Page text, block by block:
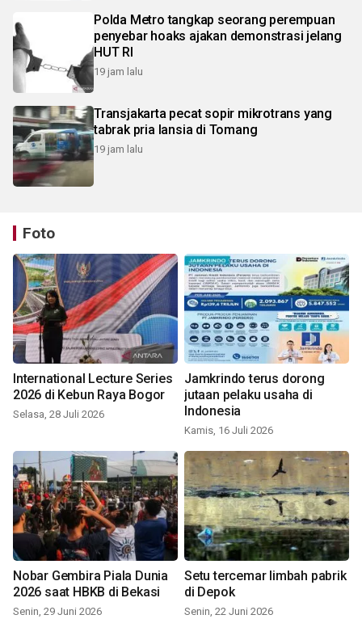
Polda Metro tangkap seorang perempuan
penyebar hoaks ajakan demonstrasi jelang
HUT RI
19 jam lalu
Transjakarta pecat sopir mikrotrans yang
tabrak pria lansia di Tomang
19 jam lalu
Foto
International Lecture Series
2026 di Kebun Raya Bogor
Selasa, 28 Juli 2026
Jamkrindo terus dorong
jutaan pelaku usaha di
Indonesia
Kamis, 16 Juli 2026
Nobar Gembira Piala Dunia
2026 saat HBKB di Bekasi
Senin, 29 Juni 2026
Setu tercemar limbah pabrik
di Depok
Senin, 22 Juni 2026